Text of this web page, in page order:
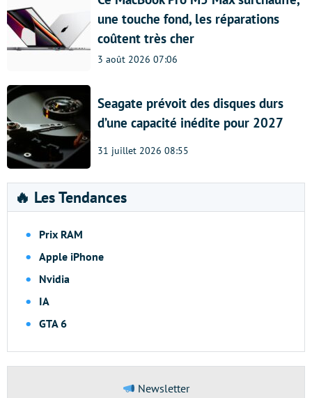
une touche fond, les réparations
coûtent très cher
3 août 2026 07:06
Seagate prévoit des disques durs
d’une capacité inédite pour 2027
31 juillet 2026 08:55
🔥 Les Tendances
Prix RAM
Apple iPhone
Nvidia
IA
GTA 6
Newsletter